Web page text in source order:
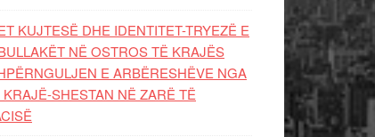
KUJTESË DHE IDENTITET-TRYEZË E
NË OSTROS TË KRAJËS
E ARBËRESHËVE NGA
KRAJË-SHESTAN NË ZARË TË